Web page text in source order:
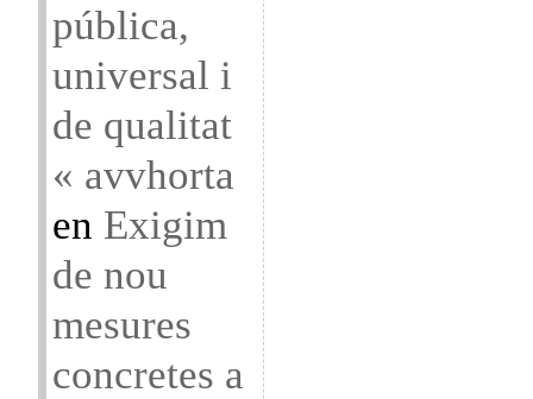
pública,
universal i
de qualitat
« avvhorta
en Exigim
de nou
mesures
concretes a